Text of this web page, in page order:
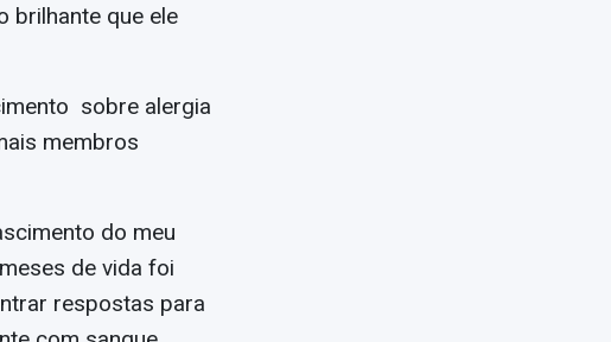
brilhante que ele
sobre alergia
membros
do meu
de vida foi
respostas para